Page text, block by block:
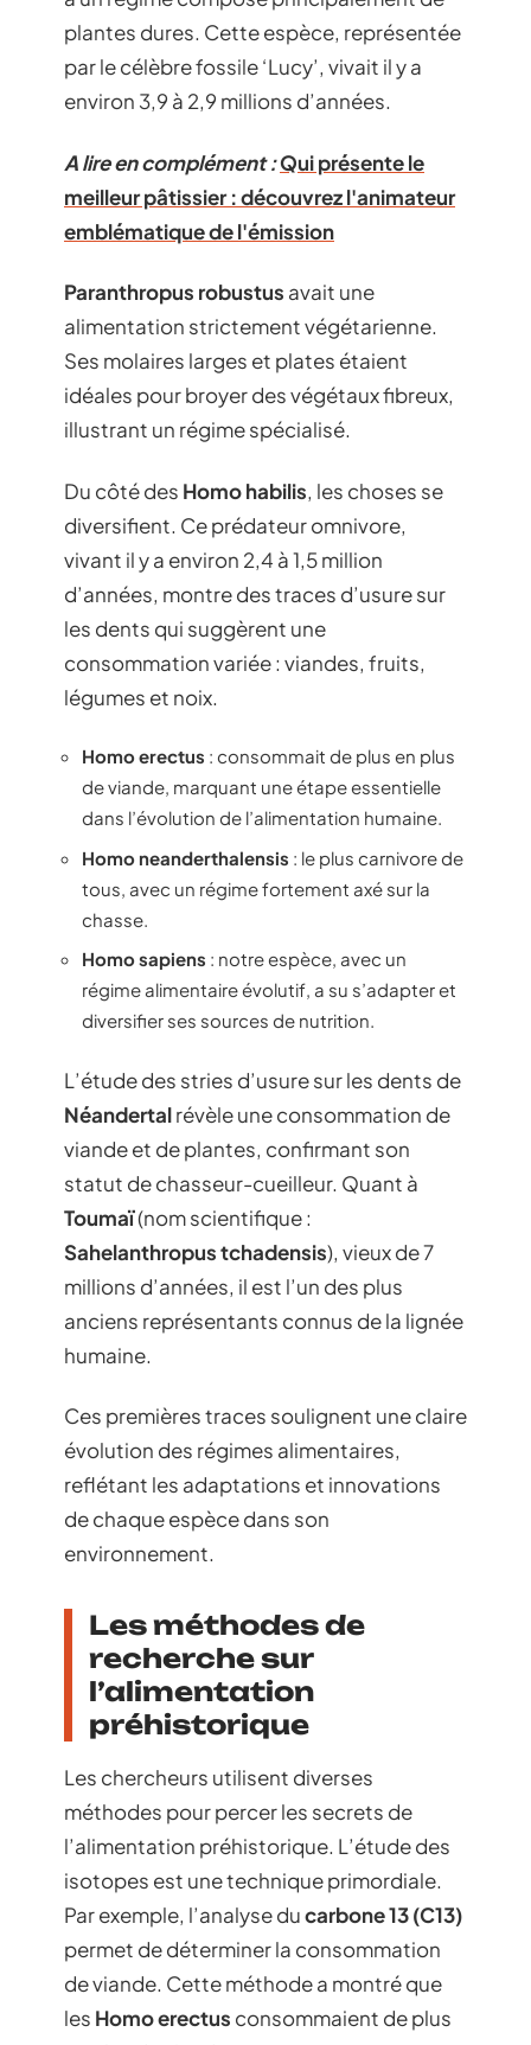
plantes dures. Cette espèce, représentée
par le célèbre fossile ‘Lucy’, vivait il y a
environ 3,9 à 2,9 millions d’années.
A lire en complément :Qui présente le
meilleur pâtissier : découvrez l'animateur
emblématique de l'émission
Paranthropus robustus avait une
alimentation strictement végétarienne.
Ses molaires larges et plates étaient
idéales pour broyer des végétaux fibreux,
illustrant un régime spécialisé.
Du côté des Homo habilis, les choses se
diversifient. Ce prédateur omnivore,
vivant il y a environ 2,4 à 1,5 million
d’années, montre des traces d’usure sur
les dents qui suggèrent une
consommation variée : viandes, fruits,
légumes et noix.
Homo erectus : consommait de plus en plus
de viande, marquant une étape essentielle
dans l’évolution de l’alimentation humaine.
Homo neanderthalensis : le plus carnivore de
tous, avec un régime fortement axé sur la
chasse.
Homo sapiens : notre espèce, avec un
régime alimentaire évolutif, a su s’adapter et
diversifier ses sources de nutrition.
L’étude des stries d’usure sur les dents de
Néandertalrévèle une consommation de
viande et de plantes, confirmant son
statut de chasseur-cueilleur. Quant à
Toumaï(nom scientifique :
Sahelanthropus tchadensis), vieux de 7
millions d’années, il est l’un des plus
anciens représentants connus de la lignée
humaine.
Ces premières traces soulignent une claire
évolution des régimes alimentaires,
reflétant les adaptations et innovations
de chaque espèce dans son
environnement.
Les méthodes de
recherche sur
l’alimentation
préhistorique
Les chercheurs utilisent diverses
méthodes pour percer les secrets de
l’alimentation préhistorique. L’étude des
isotopes est une technique primordiale.
Par exemple, l’analyse ducarbone 13 (C13)
permet de déterminer la consommation
de viande. Cette méthode a montré que
les Homo erectus consommaient de plus